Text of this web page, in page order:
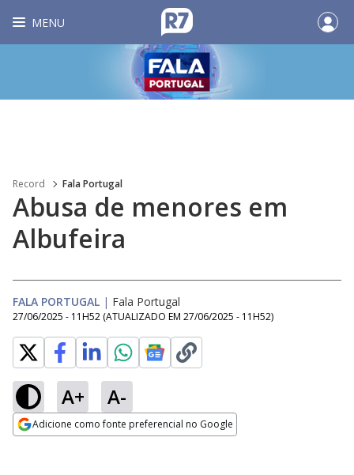
MENU
Record Fala Portugal
Abusa de menores em
Albufeira
FALA PORTUGAL | Fala Portugal
27/06/2025 - 11H52 (ATUALIZADO EM 27/06/2025 - 11H52)
A+ A-
Adicione como fonte preferencial no Google